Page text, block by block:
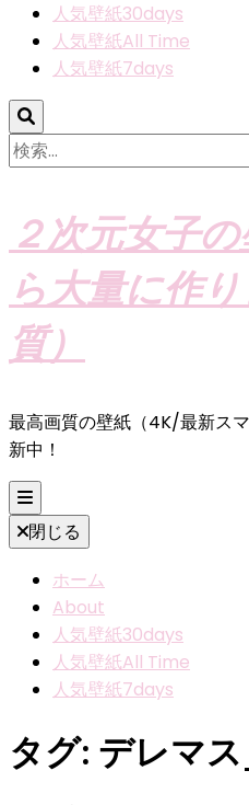
人気壁紙30days
人気壁紙All Time
人気壁紙7days
検
索:
２次元女子
ら大量に作
質）
最高画質の壁紙（4K/最新ス
新中！
閉じる
ホーム
About
人気壁紙30days
人気壁紙All Time
人気壁紙7days
タグ: デレマ